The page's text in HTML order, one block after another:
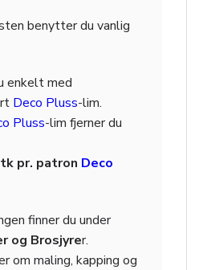
benytter du vanlig
enkelt med
Deco Pluss-lim.
Pluss-lim fjerner du
pr. patron Deco
finner du under
og Brosjyrer.
om maling, kapping og